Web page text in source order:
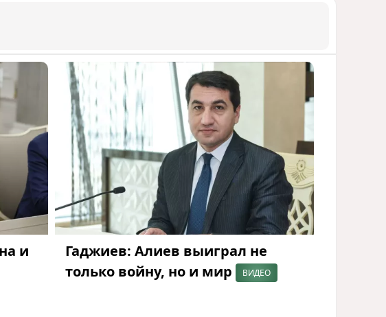
и
Гаджиев: Алиев выиграл не
только войну, но и мир
ВИДЕО